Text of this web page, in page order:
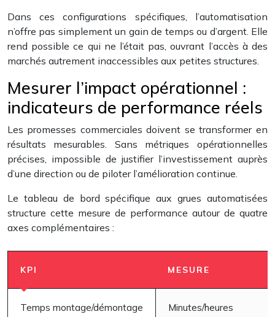
Dans ces configurations spécifiques, l’automatisation
n’offre pas simplement un gain de temps ou d’argent. Elle
rend possible ce qui ne l’était pas, ouvrant l’accès à des
marchés autrement inaccessibles aux petites structures.
Mesurer l’impact opérationnel :
indicateurs de performance réels
Les promesses commerciales doivent se transformer en
résultats mesurables. Sans métriques opérationnelles
précises, impossible de justifier l’investissement auprès
d’une direction ou de piloter l’amélioration continue.
Le tableau de bord spécifique aux grues automatisées
structure cette mesure de performance autour de quatre
axes complémentaires :
KPI MESURE
Temps montage/démontage Minutes/heures